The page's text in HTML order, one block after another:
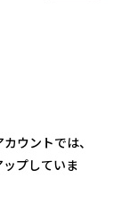
ウントでは、
プしていま